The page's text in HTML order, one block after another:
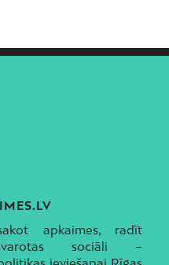
apkaimes, radīt
sociāli –